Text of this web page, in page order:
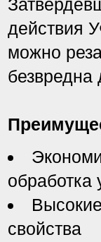
действия
можно
обработка
свойства